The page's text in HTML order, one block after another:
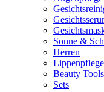
Sonne &
Herren
Lippenpflege
Beauty
Sets